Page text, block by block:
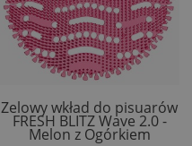
Żelowy wkład do pisuarów
FRESH BLITZ Wave 2.0 -
Melon z Ogórkiem